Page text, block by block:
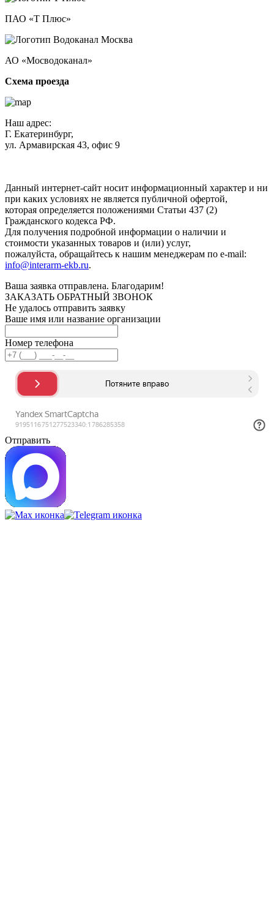
ПАО «Т Плюс»
АО «Мосводоканал»
Схема проезда
Наш адрес:
Г. Екатеринбург,
ул. Армавирская 43, офис 9
Данный интернет-сайт носит информационный характер и ни
при каких условиях не является публичной офертой,
которая определяется положениями Статьи 437 (2)
Гражданского кодекса РФ.
Для получения подробной информации о наличии и
стоимости указанных товаров и (или) услуг,
пожалуйста, обращайтесь к нашим менеджерам по e-mail:
info@interarm-ekb.ru.
Ваша заявка отправлена. Благодарим!
ЗАКАЗАТЬ ОБРАТНЫЙ ЗВОНОК
Не удалось отправить заявку
Ваше имя или название организации
Номер телефона
Отправить